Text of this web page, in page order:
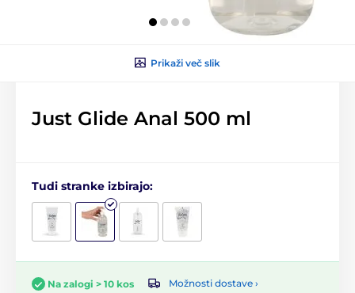
Prikaži več slik
Just Glide Anal 500 ml
Tudi stranke izbirajo:
Na zalogi > 10 kos
Možnosti dostave ›